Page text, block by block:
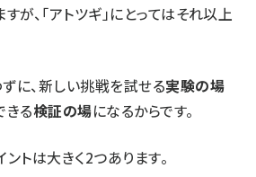
が、「アトツギ」にとってはそれ以上
に、新しい挑戦を試せる実験の場
きる検証の場になるからです。
トは大きく2つあります。